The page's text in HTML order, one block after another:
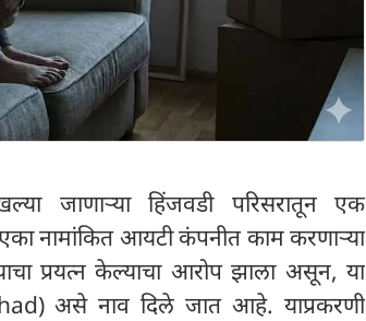
जाणाऱ्या हिंजवडी परिसरातून एक
आयटी कंपनीत काम करणाऱ्या
प्रयत्न केल्याचा आरोप झाला असून, या
असे नाव दिले जात आहे. याप्रकरणी